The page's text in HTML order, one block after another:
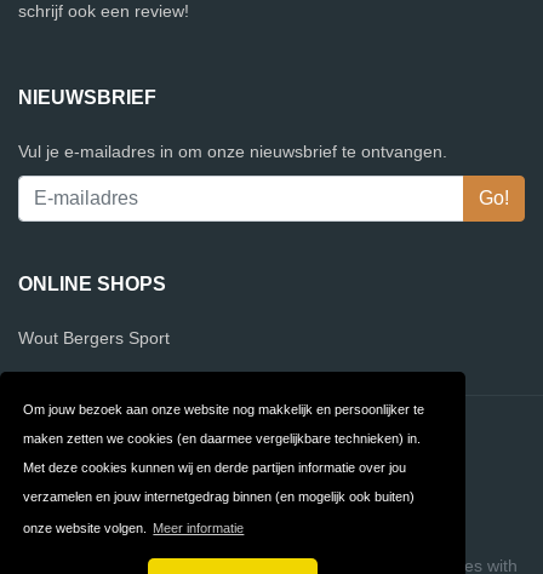
Om jouw bezoek aan onze website nog makkelijk en persoonlijker te
maken zetten we cookies (en daarmee vergelijkbare technieken) in.
Met deze cookies kunnen wij en derde partijen informatie over jou
verzamelen en jouw internetgedrag binnen (en mogelijk ook buiten)
onze website volgen. Meer informatie
schrijf ook een review!
NIEUWSBRIEF
Vul je e-mailadres in om onze nieuwsbrief te ontvangen.
ONLINE SHOPS
Wout Bergers Sport
Contact Privacy
Algemene FAQ
Copyright © 2026 OnlineShopVergelijker Build review sites with